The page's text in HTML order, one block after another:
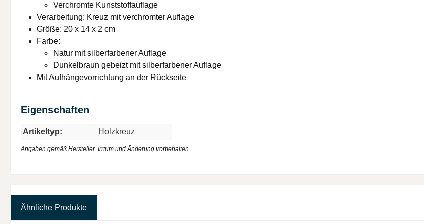
Verchromte Kunststoffauflage
Verarbeitung: Kreuz mit verchromter Auflage
Größe: 20 x 14 x 2 cm
Farbe:
Natur mit silberfarbener Auflage
Dunkelbraun gebeizt mit silberfarbener Auflage
Mit Aufhängevorrichtung an der Rückseite
Eigenschaften
Artikeltyp: Holzkreuz
Angaben gemäß Hersteller. Irrtum und Änderung vorbehalten.
Ähnliche Produkte